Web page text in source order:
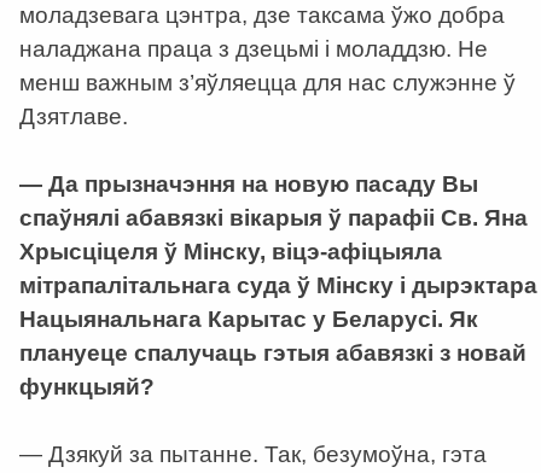
моладзевага цэнтра, дзе таксама ўжо добра
наладжана праца з дзецьмі і моладдзю. Не
менш важным з’яўляецца для нас служэнне ў
Дзятлаве.
— Да прызначэння на новую пасаду Вы
спаўнялі абавязкі вікарыя ў парафіі Св. Яна
Хрысціцеля ў Мінску, віцэ-афіцыяла
мітрапалітальнага суда ў Мінску і дырэктара
Нацыянальнага Карытас у Беларусі. Як
плануеце спалучаць гэтыя абавязкі з новай
функцыяй?
— Дзякуй за пытанне. Так, безумоўна, гэта